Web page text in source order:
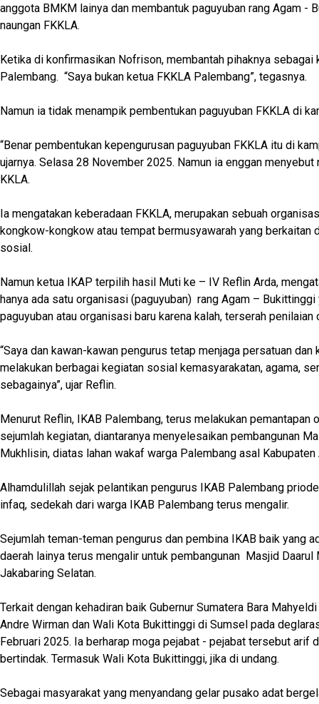
anggota BMKM lainya dan membantuk paguyuban rang Agam -
naungan FKKLA.
Ketika di konfirmasikan Nofrison, membantah pihaknya sebagai
Palembang. “Saya bukan ketua FKKLA Palembang”, tegasnya.
Namun ia tidak menampik pembentukan paguyuban FKKLA di
“Benar pembentukan kepengurusan paguyuban FKKLA itu di
ujarnya. Selasa 28 November 2025. Namun ia enggan menyebut
KKLA.
Ia mengatakan keberadaan FKKLA, merupakan sebuah
kongkow-kongkow atau tempat bermusyawarah yang berkaitan
sosial.
Namun ketua IKAP terpilih hasil Muti ke – IV Reflin Arda,
hanya ada satu organisasi (paguyuban) rang Agam – Bukittinggi
paguyuban atau organisasi baru karena kalah, terserah penilaian
“Saya dan kawan-kawan pengurus tetap menjaga persatuan dan
melakukan berbagai kegiatan sosial kemasyarakatan, agama,
sebagainya”, ujar Reflin.
Menurut Reflin, IKAB Palembang, terus melakukan pemantapan
sejumlah kegiatan, diantaranya menyelesaikan pembangunan
Mukhlisin, diatas lahan wakaf warga Palembang asal Kabupaten
Alhamdulillah sejak pelantikan pengurus IKAB Palembang
infaq, sedekah dari warga IKAB Palembang terus mengalir.
Sejumlah teman-teman pengurus dan pembina IKAB baik yang
daerah lainya terus mengalir untuk pembangunan Masjid Daarul
Jakabaring Selatan.
Terkait dengan kehadiran baik Gubernur Sumatera Bara
Andre Wirman dan Wali Kota Bukittinggi di Sumsel pada
Februari 2025. Ia berharap moga pejabat - pejabat tersebut arif
bertindak. Termasuk Wali Kota Bukittinggi, jika di undang.
Sebagai masyarakat yang menyandang gelar pusako adat